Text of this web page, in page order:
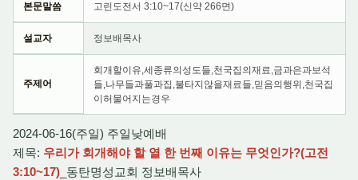
본문말씀 고린도전서 3:10~17(신약 266면)
설교자 정보배목사
주제어
회개할이유,세종류의성도들,천국집의재료,금과은과보석
들,나무들과풀과집,불타지않을재료들,믿음의행위,천국집
이허물어지는경우
2024-06-16(주일) 주일낮예배
제목: 우리가 회개해야 할 열 한 번째 이유는 무엇인가?(고전
3:10~17) _동탄명성교회 정보배목사